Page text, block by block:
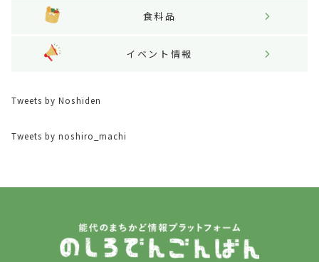
食料品
イベント情報
Tweets by Noshiden
Tweets by noshiro_machi